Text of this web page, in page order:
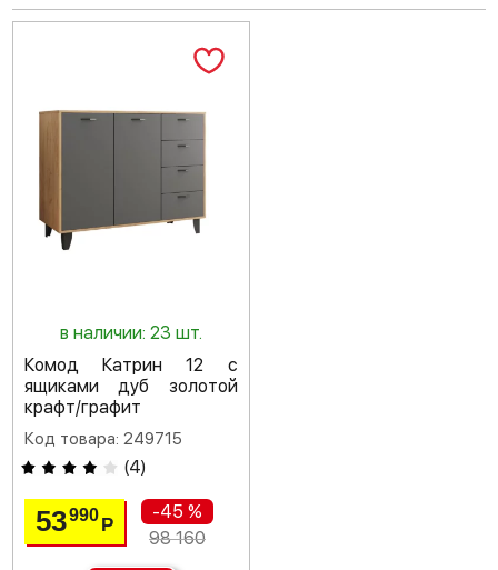
в наличии: 23 шт.
Комод Катрин 12 с
ящиками дуб золотой
крафт/графит
Код товара: 249715
(4)
53990 Р
-45 %
98 160